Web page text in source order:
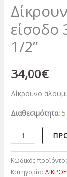
είσοδο
1/2’’
34,00€
Δίκρουνο
Διαθεσιμότητα:
Κωδικός
Κατηγορία: